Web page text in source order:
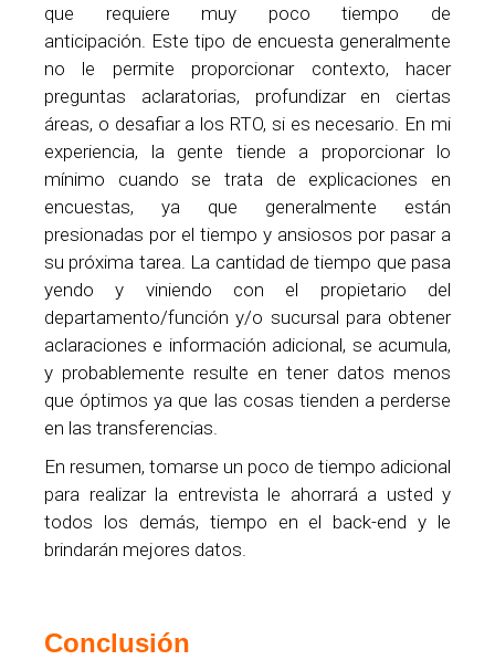
que requiere muy poco tiempo de
anticipación. Este tipo de encuesta generalmente
no le permite proporcionar contexto, hacer
preguntas aclaratorias, profundizar en ciertas
áreas, o desafiar a los RTO, si es necesario. En mi
experiencia, la gente tiende a proporcionar lo
mínimo cuando se trata de explicaciones en
encuestas, ya que generalmente están
presionadas por el tiempo y ansiosos por pasar a
su próxima tarea. La cantidad de tiempo que pasa
yendo y viniendo con el propietario del
departamento/función y/o sucursal para obtener
aclaraciones e información adicional, se acumula,
y probablemente resulte en tener datos menos
que óptimos ya que las cosas tienden a perderse
en las transferencias.
En resumen, tomarse un poco de tiempo adicional
para realizar la entrevista le ahorrará a usted y
todos los demás, tiempo en el back-end y le
brindarán mejores datos.
Conclusión